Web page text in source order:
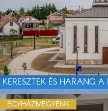
KERESZTEK ÉS HARANG A
EGYHÁZMEGYÉNK